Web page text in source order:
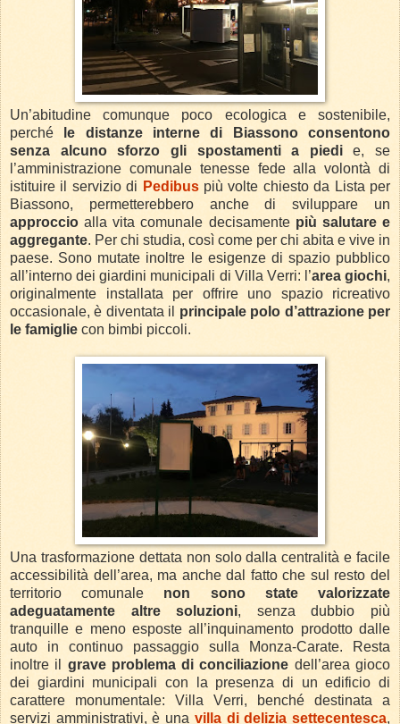
Un’abitudine comunque poco ecologica e sostenibile,
perché
le distanze interne di Biassono consentono
senza alcuno sforzo gli spostamenti a piedie, se
l’amministrazione comunale tenesse fede alla volontà di
istituire il servizio di Pedibuspiù volte chiesto da Lista per
Biassono, permetterebbero anche di sviluppare un
approccio alla vita comunale decisamente più salutare e
aggregante. Per chi studia, così come per chi abita e vive in
paese. Sono mutate inoltre le esigenze di spazio pubblico
all’interno dei giardini municipali di Villa Verri: l’area giochi,
originalmente installata per offrire uno spazio ricreativo
occasionale, è diventata il principale polo d’attrazione per
le famiglie con bimbi piccoli.
Una trasformazione dettata non solo dalla centralità e facile
accessibilità dell’area, ma anche dal fatto che sul resto del
territorio comunale non sono state valorizzate
adeguatamente altre soluzioni, senza dubbio più
tranquille e meno esposte all’inquinamento prodotto dalle
auto in continuo passaggio sulla Monza-Carate. Resta
inoltre il grave problema di conciliazione dell’area gioco
dei giardini municipali con la presenza di un edificio di
carattere monumentale: Villa Verri, benché destinata a
servizi amministrativi, è una villa di delizia settecentesca,